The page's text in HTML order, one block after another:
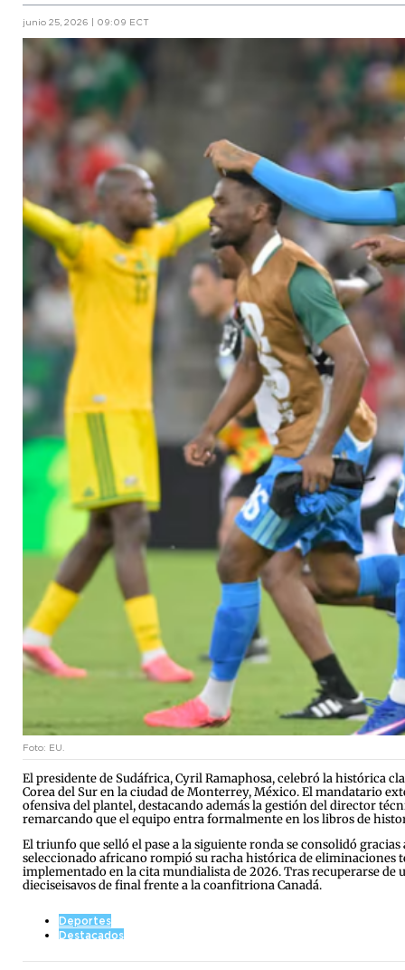
junio 25, 2026 | 09:09 ECT
Foto: EU.
El presidente de Sudáfrica, Cyril Ramaphosa, celebró la histórica
Corea del Sur en la ciudad de Monterrey, México. El mandatario
ofensiva del plantel, destacando además la gestión del director
remarcando que el equipo entra formalmente en los libros de
El triunfo que selló el pase a la siguiente ronda se consolidó
seleccionado africano rompió su racha histórica de eliminaciones
implementado en la cita mundialista de 2026. Tras recuperarse
dieciseisavos de final frente a la coanfitriona Canadá.
Deportes
Destacados